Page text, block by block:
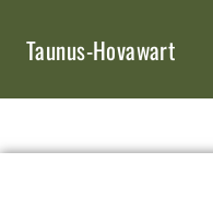
Taunus-Hovawart